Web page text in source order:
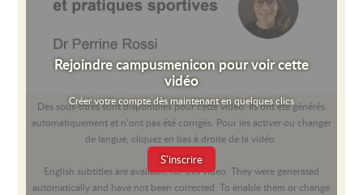
Rejoindre campusmenicon pour voir cette
vidéo
Créer votre compte dès maintenant en quelques clics
S'inscrire
Des sous-titres sont disponibles pour cette vidéo. Ils ont été générés
automatiquement et n’ont pas été corrigés. Pour les activer ou changer
de langue, cliquez en bas à droite de la vidéo.
English subtitles are available for this video. They were generated
automatically and have not been corrected. To enable them or change